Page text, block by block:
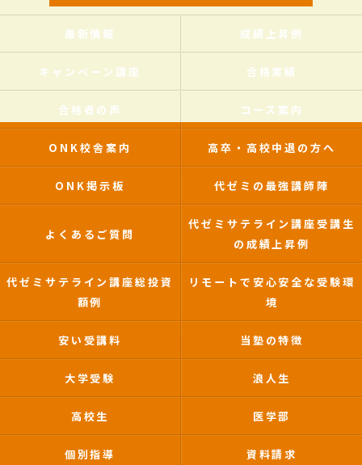
最新情報 成績上昇例
キャンペーン講座 合格実績
合格者の声 コース案内
ONK校舎案内 高卒・高校中退の方へ
ONK掲示板 代ゼミの最強講師陣
よくあるご質問
代ゼミサテライン講座受講生
の成績上昇例
代ゼミサテライン講座総投資
額例
リモートで安心安全な受験環
境
安い受講料 当塾の特徴
大学受験 浪人生
高校生 医学部
個別指導 資料請求